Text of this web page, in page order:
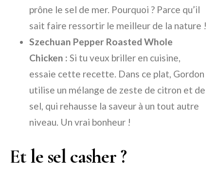
prône le sel de mer. Pourquoi ? Parce qu’il
sait faire ressortir le meilleur de la nature !
Szechuan Pepper Roasted Whole
Chicken : Si tu veux briller en cuisine,
essaie cette recette. Dans ce plat, Gordon
utilise un mélange de zeste de citron et de
sel, qui rehausse la saveur à un tout autre
niveau. Un vrai bonheur !
Et le sel casher ?